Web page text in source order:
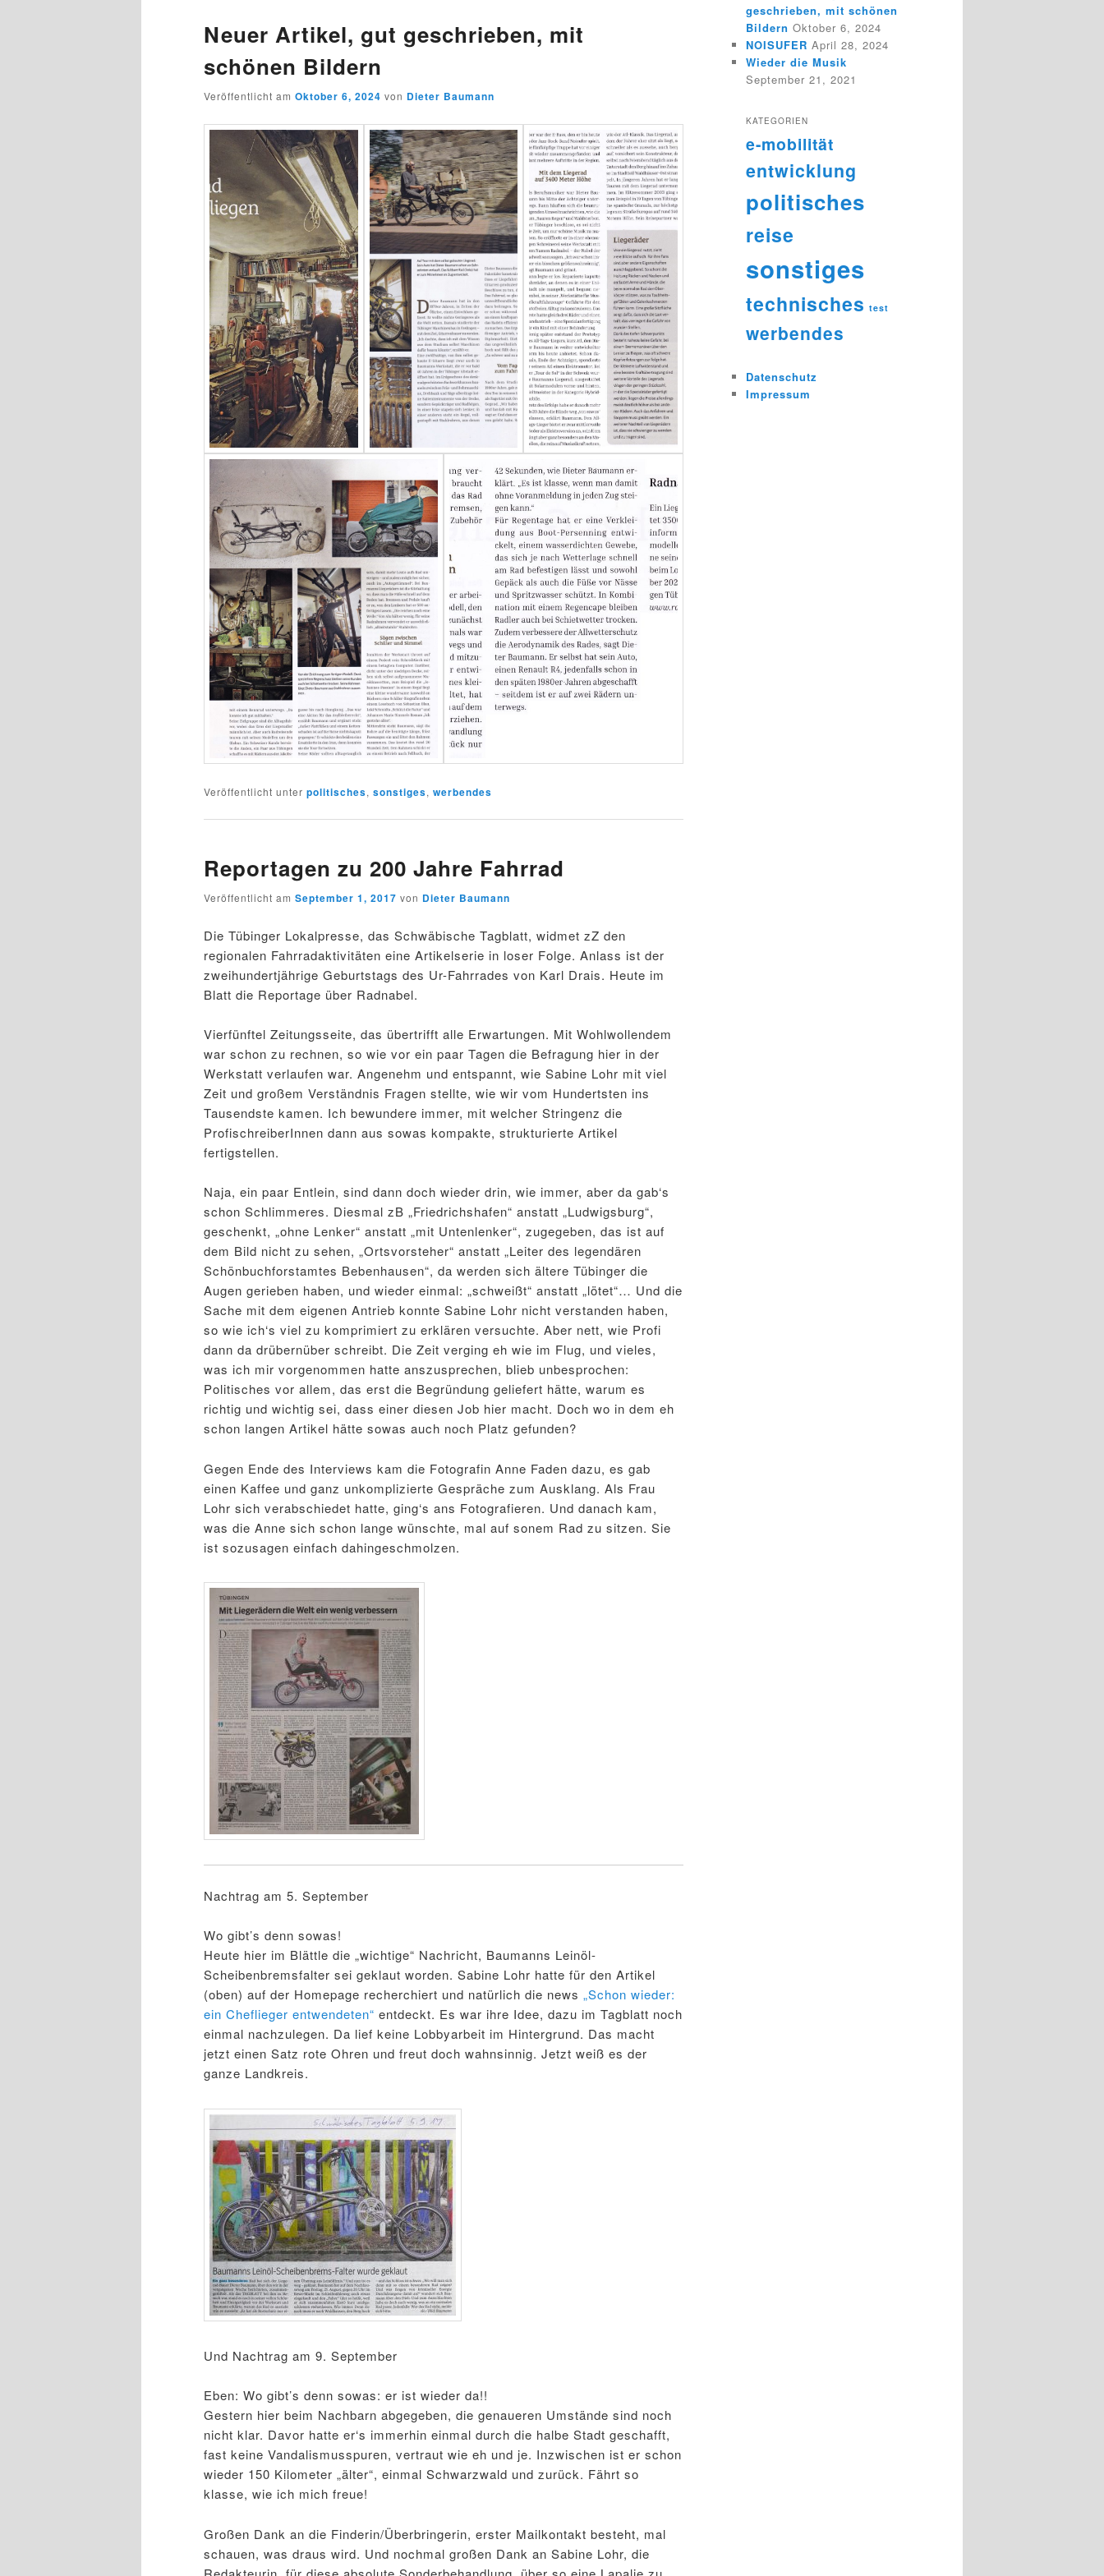
Neuer Artikel, gut geschrieben, mit
schönen Bildern
Veröffentlicht am Oktober 6, 2024 von Dieter Baumann
Veröffentlicht unter politisches, sonstiges, werbendes
Reportagen zu 200 Jahre Fahrrad
Veröffentlicht am September 1, 2017 von Dieter Baumann
Die Tübinger Lokalpresse, das Schwäbische Tagblatt, widmet zZ den
regionalen Fahrradaktivitäten eine Artikelserie in loser Folge. Anlass ist der
zweihundertjährige Geburtstags des Ur-Fahrrades von Karl Drais. Heute im
Blatt die Reportage über Radnabel.
Vierfünftel Zeitungsseite, das übertrifft alle Erwartungen. Mit Wohlwollendem
war schon zu rechnen, so wie vor ein paar Tagen die Befragung hier in der
Werkstatt verlaufen war. Angenehm und entspannt, wie Sabine Lohr mit viel
Zeit und großem Verständnis Fragen stellte, wie wir vom Hundertsten ins
Tausendste kamen. Ich bewundere immer, mit welcher Stringenz die
ProfischreiberInnen dann aus sowas kompakte, strukturierte Artikel
fertigstellen.
Naja, ein paar Entlein, sind dann doch wieder drin, wie immer, aber da gab‘s
schon Schlimmeres. Diesmal zB „Friedrichshafen“ anstatt „Ludwigsburg“,
geschenkt, „ohne Lenker“ anstatt „mit Untenlenker“, zugegeben, das ist auf
dem Bild nicht zu sehen, „Ortsvorsteher“ anstatt „Leiter des legendären
Schönbuchforstamtes Bebenhausen“, da werden sich ältere Tübinger die
Augen gerieben haben, und wieder einmal: „schweißt“ anstatt „lötet“… Und die
Sache mit dem eigenen Antrieb konnte Sabine Lohr nicht verstanden haben,
so wie ich‘s viel zu komprimiert zu erklären versuchte. Aber nett, wie Profi
dann da drübernüber schreibt. Die Zeit verging eh wie im Flug, und vieles,
was ich mir vorgenommen hatte anszusprechen, blieb unbesprochen:
Politisches vor allem, das erst die Begründung geliefert hätte, warum es
richtig und wichtig sei, dass einer diesen Job hier macht. Doch wo in dem eh
schon langen Artikel hätte sowas auch noch Platz gefunden?
Gegen Ende des Interviews kam die Fotografin Anne Faden dazu, es gab
einen Kaffee und ganz unkomplizierte Gespräche zum Ausklang. Als Frau
Lohr sich verabschiedet hatte, ging‘s ans Fotografieren. Und danach kam,
was die Anne sich schon lange wünschte, mal auf sonem Rad zu sitzen. Sie
ist sozusagen einfach dahingeschmolzen.
Nachtrag am 5. September
Wo gibt’s denn sowas!
Heute hier im Blättle die „wichtige“ Nachricht, Baumanns Leinöl-
Scheibenbremsfalter sei geklaut worden. Sabine Lohr hatte für den Artikel
(oben) auf der Homepage recherchiert und natürlich die news „Schon wieder:
ein Cheflieger entwendeten“ entdeckt. Es war ihre Idee, dazu im Tagblatt noch
einmal nachzulegen. Da lief keine Lobbyarbeit im Hintergrund. Das macht
jetzt einen Satz rote Ohren und freut doch wahnsinnig. Jetzt weiß es der
ganze Landkreis.
Und Nachtrag am 9. September
Eben: Wo gibt’s denn sowas: er ist wieder da!!
Gestern hier beim Nachbarn abgegeben, die genaueren Umstände sind noch
nicht klar. Davor hatte er‘s immerhin einmal durch die halbe Stadt geschafft,
fast keine Vandalismusspuren, vertraut wie eh und je. Inzwischen ist er schon
wieder 150 Kilometer „älter“, einmal Schwarzwald und zurück. Fährt so
klasse, wie ich mich freue!
Großen Dank an die Finderin/Überbringerin, erster Mailkontakt besteht, mal
schauen, was draus wird. Und nochmal großen Dank an Sabine Lohr, die
geschrieben, mit schönen
Bildern Oktober 6, 2024
NOISUFER April 28, 2024
Wieder die Musik
September 21, 2021
KATEGORIEN
e-mobilität
entwicklung
politisches
reise
sonstiges
technisches test
werbendes
Datenschutz
Impressum